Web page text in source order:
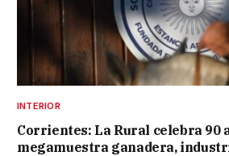
INTERIOR
Corrientes: La Rural celebra 90
megamuestra ganadera,